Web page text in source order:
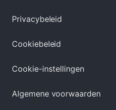
Privacybeleid
Cookiebeleid
Cookie-instellingen
Algemene voorwaarden